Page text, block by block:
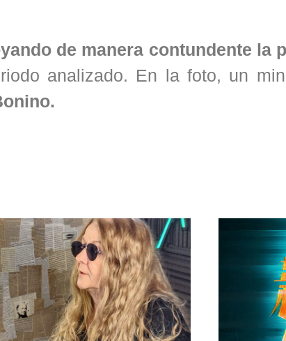
de manera contundente la
analizado. En la foto, un